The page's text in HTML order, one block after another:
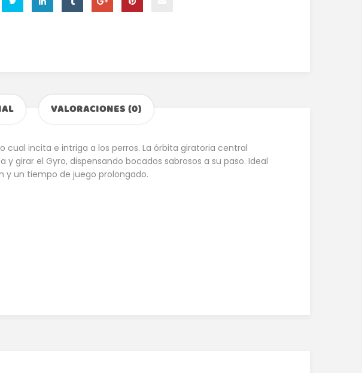
VALORACIONES (0)
cual incita e intriga a los perros. La órbita giratoria central
girar el Gyro, dispensando bocados sabrosos a su paso. Ideal
y un tiempo de juego prolongado.